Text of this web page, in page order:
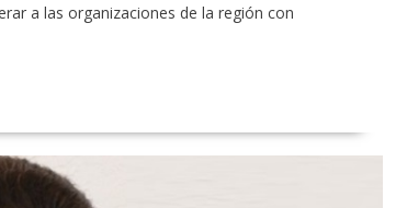
a las organizaciones de la región con